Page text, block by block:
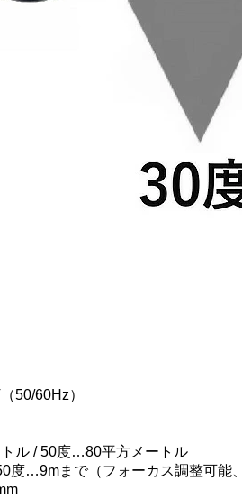
50/60Hz）
ル / 50度…80平方メートル
…9mまで（フォーカス調整可能